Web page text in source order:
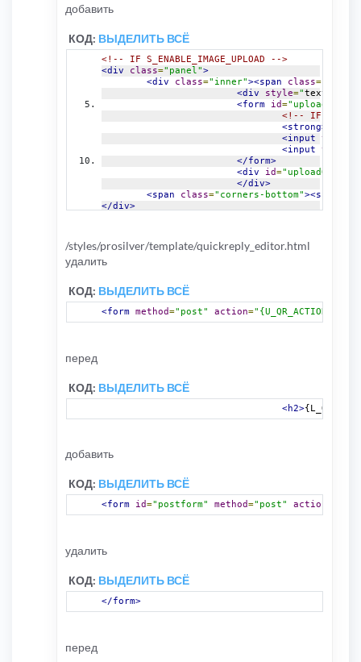
добавить
КОД: ВЫДЕЛИТЬ ВСЁ
<!-- IF S_ENABLE_IMAGE_UPLOAD -->
<div
class="panel">
<div
class="inner"><span class=
<div
style="text
<form
id="uploadForm"
<!-- IF
<strong>
<input
type
<input
type
</form>
<div
id="uploadOutput"
</div>
<span
class="corners-bottom"><span></
</div>
/styles/prosilver/template/quickreply_editor.html
удалить
КОД: ВЫДЕЛИТЬ ВСЁ
<form method="post" action="{U_QR_ACTION}"
перед
КОД: ВЫДЕЛИТЬ ВСЁ
<h2>
добавить
КОД: ВЫДЕЛИТЬ ВСЁ
<form id="postform" method="post" action
удалить
КОД: ВЫДЕЛИТЬ ВСЁ
</form>
перед